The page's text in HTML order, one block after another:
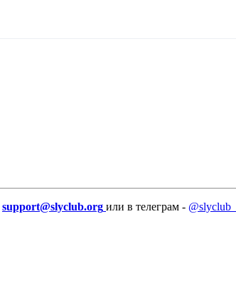
support@slyclub.org или в телеграм -